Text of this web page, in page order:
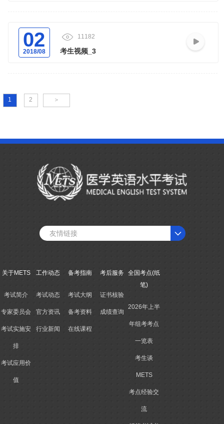
02
2018/08
11182
考生视频_3
1 2 ＞
友情链接
关于METS
考试简介
专家委员会
考试实施安
排
考试应用价
值
工作动态
考试动态
官方资讯
行业新闻
备考指南
考试大纲
备考资料
在线课程
考后服务
证书核验
成绩查询
全国考点(纸
笔)
2026年上半
年组考考点
一览表
考生谈
METS
考点经验交
流